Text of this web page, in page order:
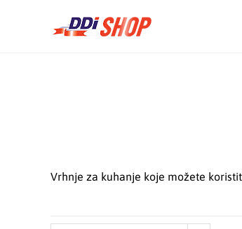
Vrhnje za kuhanje koje možete